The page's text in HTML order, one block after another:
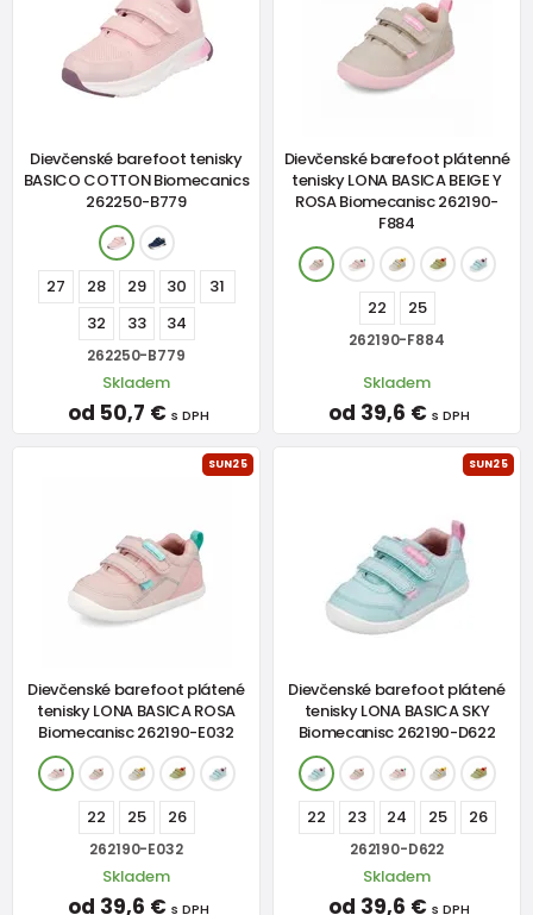
Dievčenské barefoot tenisky
BASICO COTTON Biomecanics
262250-B779
27 28 29 30
31
32
33 34
262250-B779
Skladem
od 50,7 € s DPH
Dievčenské barefoot plátenné
tenisky LONA BASICA BEIGE Y
ROSA Biomecanisc 262190-
F884
22 25
262190-F884
Skladem
od 39,6 € s DPH
SUN25
Dievčenské barefoot plátené
tenisky LONA BASICA ROSA
Biomecanisc 262190-E032
22 25 26
262190-E032
Skladem
od 39,6 € s DPH
SUN25
Dievčenské barefoot plátené
tenisky LONA BASICA SKY
Biomecanisc 262190-D622
22 23 24 25 26
262190-D622
Skladem
od 39,6 € s DPH